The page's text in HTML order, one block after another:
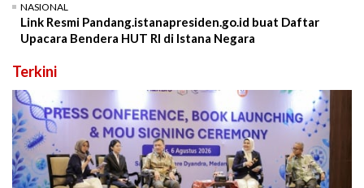
NASIONAL
Link Resmi Pandang.istanapresiden.go.id buat Daftar
Upacara Bendera HUT RI di Istana Negara
Terkini